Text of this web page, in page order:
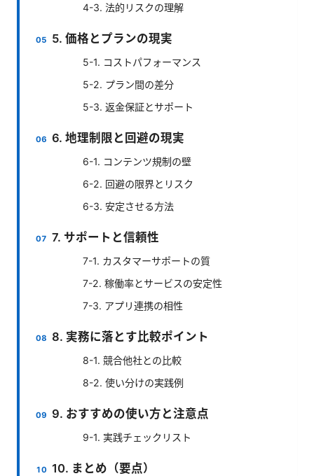
4-3. 法的リスクの理解
5. 価格とプランの現実
5-1. コストパフォーマンス
5-2. プラン間の差分
5-3. 返金保証とサポート
6. 地理制限と回避の現実
6-1. コンテンツ規制の壁
6-2. 回避の限界とリスク
6-3. 安定させる方法
7. サポートと信頼性
7-1. カスタマーサポートの質
7-2. 稼働率とサービスの安定性
7-3. アプリ連携の相性
8. 実務に落とす比較ポイント
8-1. 競合他社との比較
8-2. 使い分けの実践例
9. おすすめの使い方と注意点
9-1. 実践チェックリスト
10. まとめ（要点）